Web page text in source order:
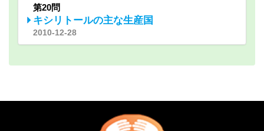
第20問
キシリトールの主な生産国
2010-12-28